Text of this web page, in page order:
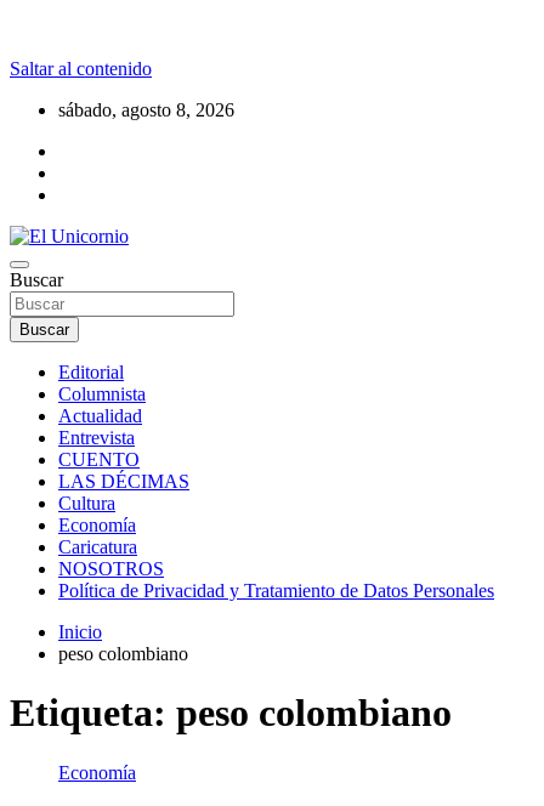
Saltar al contenido
sábado, agosto 8, 2026
El Unicornio
La realidad supera la fantasía
Buscar
Buscar
Editorial
Columnista
Actualidad
Entrevista
CUENTO
LAS DÉCIMAS
Cultura
Economía
Caricatura
NOSOTROS
Política de Privacidad y Tratamiento de Datos Personales
Inicio
peso colombiano
Etiqueta: peso colombiano
Economía